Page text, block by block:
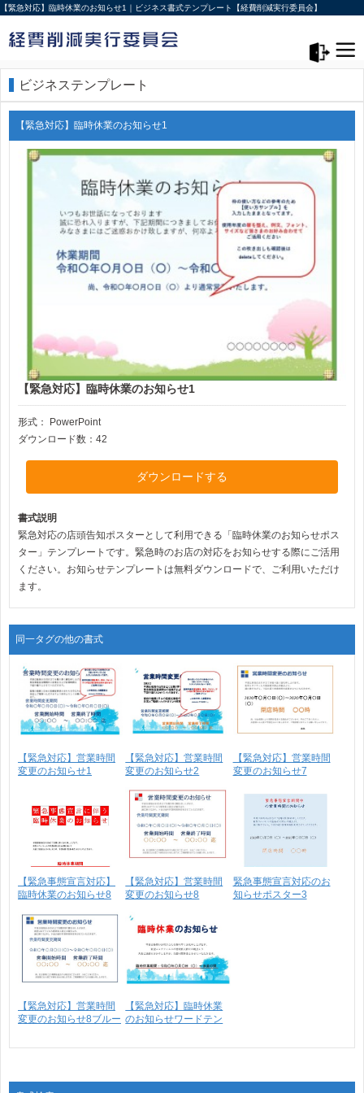
【緊急対応】臨時休業のお知らせ1｜ビジネス書式テンプレート【経費削減実行委員会】
ビジネステンプレート
【緊急対応】臨時休業のお知らせ1
【緊急対応】臨時休業のお知らせ1
形式：
PowerPoint
ダウンロード数：42
ダウンロードする
書式説明
緊急対応の店頭告知ポスターとして利用できる「臨時休業のお知らせポス
ター」テンプレートです。緊急時のお店の対応をお知らせする際にご活用
ください。お知らせテンプレートは無料ダウンロードで、ご利用いただけ
ます。
同一タグの他の書式
【緊急対応】営業時間
変更のお知らせ1
【緊急対応】営業時間
変更のお知らせ2
【緊急対応】営業時間
変更のお知らせ7
【緊急事態宣言対応】
臨時休業のお知らせ8
【緊急対応】営業時間
変更のお知らせ8
緊急事態宣言対応のお
知らせポスター3
【緊急対応】営業時間
変更のお知らせ8ブルー
【緊急対応】臨時休業
のお知らせワードテン